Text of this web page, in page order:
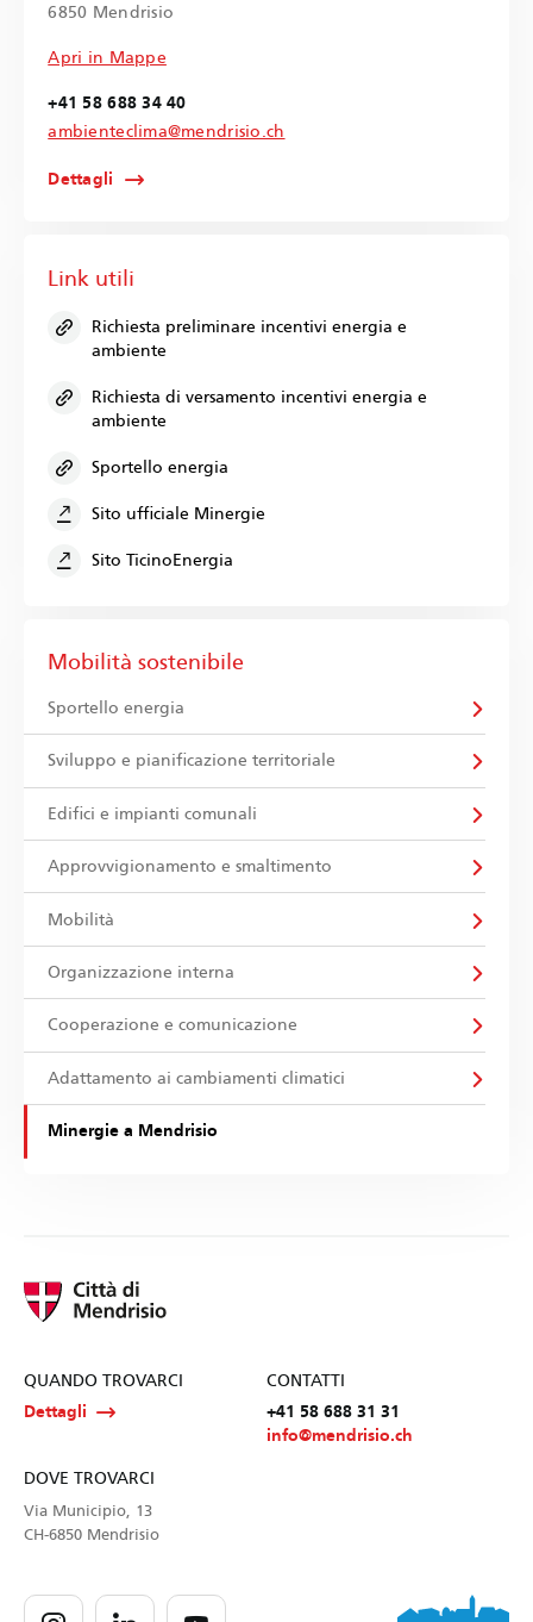
6850 Mendrisio
Apri in Mappe
+41 58 688 34 40
ambienteclima@mendrisio.ch
Dettagli
Link utili
Richiesta preliminare incentivi energia e
ambiente
Richiesta di versamento incentivi energia e
ambiente
Sportello energia
Sito ufficiale Minergie
Sito TicinoEnergia
Mobilità sostenibile
Sportello energia
Sviluppo e pianificazione territoriale
Edifici e impianti comunali
Approvvigionamento e smaltimento
Mobilità
Organizzazione interna
Cooperazione e comunicazione
Adattamento ai cambiamenti climatici
Minergie a Mendrisio
QUANDO TROVARCI
Dettagli
CONTATTI
+41 58 688 31 31
info@mendrisio.ch
DOVE TROVARCI
Via Municipio, 13
CH-6850 Mendrisio